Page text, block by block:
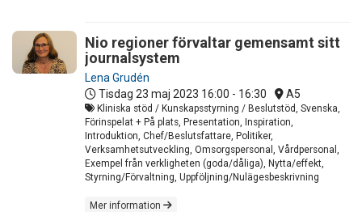
Nio regioner förvaltar gemensamt sitt
journalsystem
Lena Grudén
Tisdag 23 maj 2023 16:00 - 16:30 A5
Kliniska stöd / Kunskapsstyrning / Beslutstöd, Svenska,
Förinspelat + På plats, Presentation, Inspiration,
Introduktion, Chef/Beslutsfattare, Politiker,
Verksamhetsutveckling, Omsorgspersonal, Vårdpersonal,
Exempel från verkligheten (goda/dåliga), Nytta/effekt,
Styrning/Förvaltning, Uppföljning/Nulägesbeskrivning
Mer information